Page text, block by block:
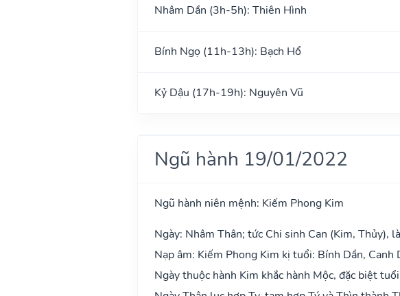
Nhâm Dần (3h-5h): Thiên Hình
Bính Ngọ (11h-13h): Bạch Hổ
Kỷ Dậu (17h-19h): Nguyên Vũ
Ngũ hành 19/01/2022
Ngũ hành niên mệnh: Kiếm Phong Kim
Ngày: Nhâm Thân; tức Chi sinh Can (Kim, Thủy), là
Nạp âm: Kiếm Phong Kim kị tuổi: Bính Dần, Canh
Ngày thuộc hành Kim khắc hành Mộc, đặc biệt